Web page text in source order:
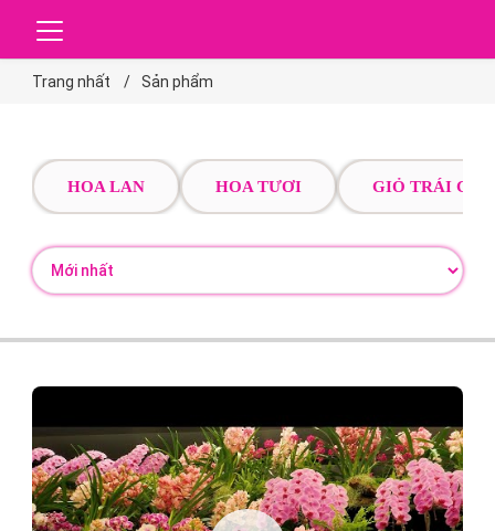
Trang nhất Sản phẩm
HOA LAN HOA TƯƠI GIỎ TRÁI CÂY